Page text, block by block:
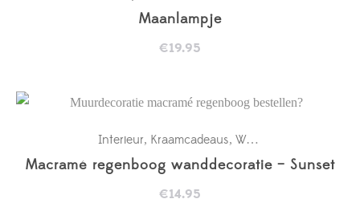
Maanlampje
€19.95
Interieur, Kraamcadeaus, Wanddecoratie babykamer
Macramé regenboog wanddecoratie – Sunset
€14.95